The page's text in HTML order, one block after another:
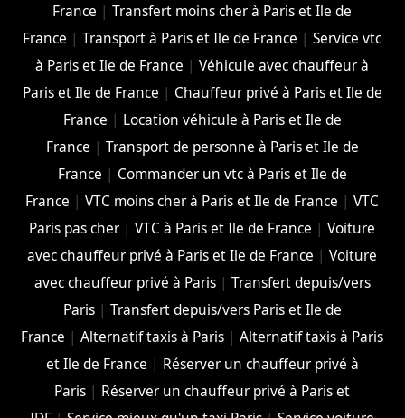
France |Transfert moins cher à Paris et Ile de
France |Transport à Paris et Ile de France |Service vtc
à Paris et Ile de France |Véhicule avec chauffeur à
Paris et Ile de France | Chauffeur privé à Paris et Ile de
France | Location véhicule à Paris et Ile de
France | Transport de personne à Paris et Ile de
France | Commander un vtc à Paris et Ile de
France |VTC moins cher à Paris et Ile de France |VTC
Paris pas cher |VTC à Paris et Ile de France |Voiture
avec chauffeur privé à Paris et Ile de France |Voiture
avec chauffeur privé à Paris| Transfert depuis/vers
Paris| Transfert depuis/vers Paris et Ile de
France |Alternatif taxis à Paris |Alternatif taxis à Paris
et Ile de France | Réserver un chauffeur privé à
Paris | Réserver un chauffeur privé à Paris et